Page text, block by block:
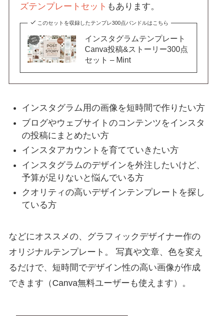
ズテンプレートセット もあります。
このセットを収録したテンプレ300点バンドルはこちら
インスタグラムテンプレート
Canva投稿&ストーリー300点
セット – Mint
インスタグラム用の画像を短時間で作りたい方
ブログやウェブサイトのコンテンツをインスタ
の投稿にまとめたい方
インスタアカウントを育てていきたい方
インスタグラムのデザインを外注したいけど、
予算が足りないと悩んでいる方
クオリティの高いデザインテンプレートを探し
ている方
などにオススメの、グラフィックデザイナー作の
オリジナルテンプレート。 写真や文章、色を変え
るだけで、短時間でデザイン性の高い画像が作成
できます （Canva無料ユーザーも使えます）。